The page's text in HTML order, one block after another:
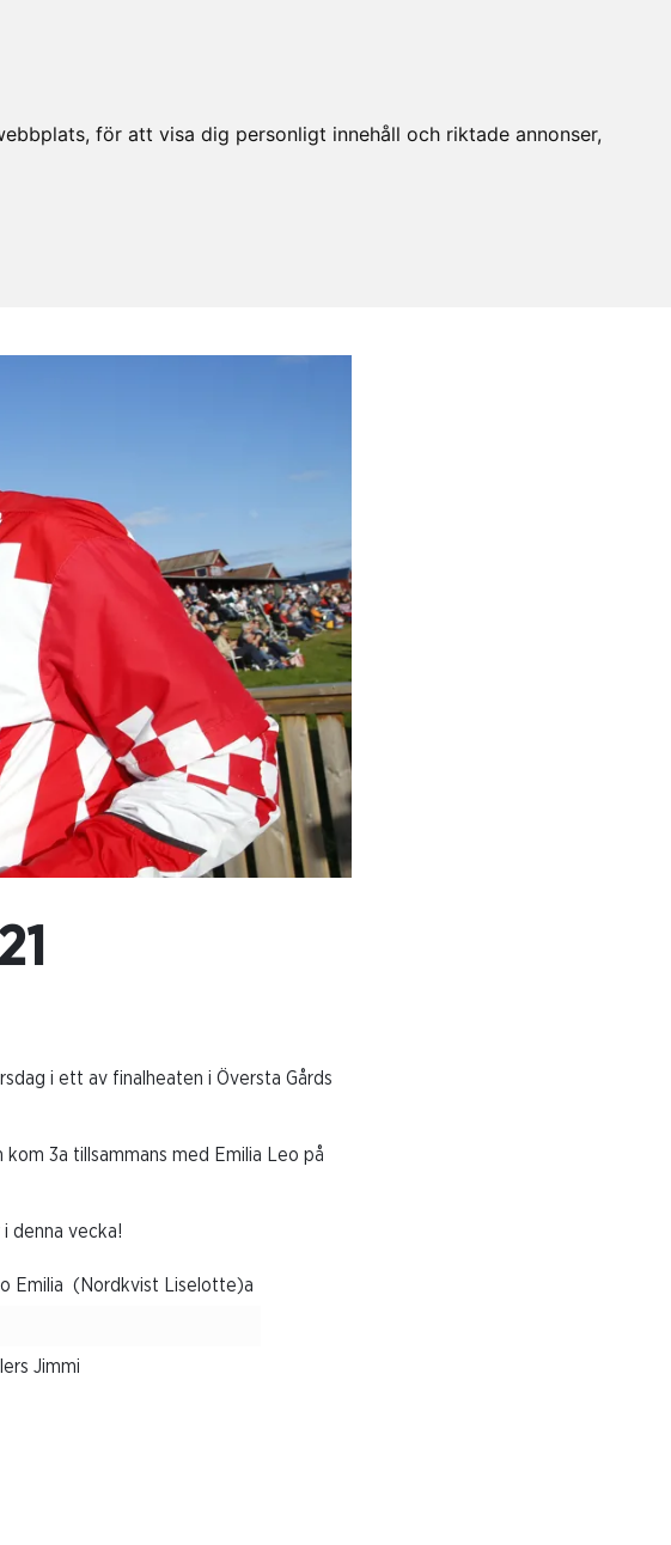
för att visa dig personligt innehåll och riktade annonser,
i ett av finalheaten i Översta Gårds
3a tillsammans med Emilia Leo på
denna vecka!
Emilia (Nordkvist Liselotte)a
Jimmi